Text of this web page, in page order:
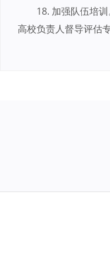
18. 加强队伍培
高校负责人督导评估